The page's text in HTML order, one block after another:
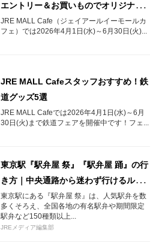
エントリー＆お買いものでオリジナル
電車カードをゲットしよう！
JRE MALL Cafe（ジェイアールイーモールカ
フェ）では2026年4月1日(水)～6月30日(火)...
JRE MALL Cafeスタッフおすすめ！鉄
道グッズ5選
JRE MALL Cafeでは2026年4月1日(水)～6月
30日(火)まで鉄道フェアを開催中です！フェ...
東京駅『駅弁屋 祭』『駅弁屋 踊』の行
き方｜中央通路から迷わず行けるルー
ト解説【2026年版】
東京駅にある『駅弁屋 祭』は、人気駅弁を数
多くそろえ、全国各地の有名駅弁や期間限定
駅弁など150種類以上...
JREメディア編集部